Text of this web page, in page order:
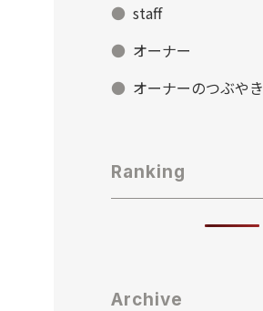
staff
オーナー
オーナーのつぶやき
Ranking
Archive